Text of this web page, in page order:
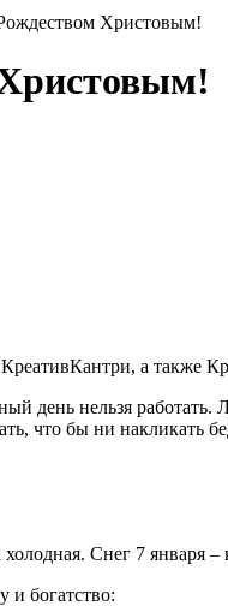
Христовым!
а также
день нельзя
что бы ни накликать
Снег 7 января
и богатство: